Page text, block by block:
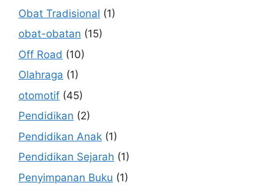
Obat Tradisional (1)
obat-obatan (15)
Off Road (10)
Olahraga (1)
otomotif (45)
Pendidikan (2)
Pendidikan Anak (1)
Pendidikan Sejarah (1)
Penyimpanan Buku (1)